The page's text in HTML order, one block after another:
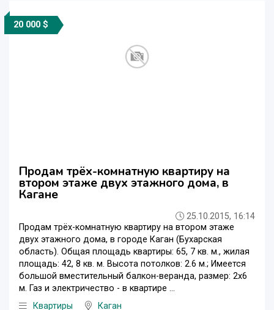
20 000 $
Продам трёх-комнатную квартиру на
втором этаже двух этажного дома, в
Кагане
25.10.2015, 16:14
Продам трёх-комнатную квартиру на втором этаже
двух этажного дома, в городе Каган (Бухарская
область). Общая площадь квартиры: 65, 7 кв. м., жилая
площадь: 42, 8 кв. м. Высота потолков: 2.6 м.; Имеется
большой вместительный балкон-веранда, размер: 2x6
м. Газ и электричество - в квартире ...
Квартиры
Каган